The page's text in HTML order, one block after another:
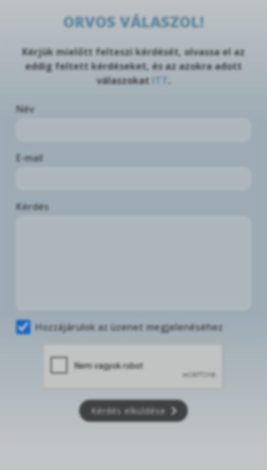
ORVOS VÁLASZOL!
Kérjük mielőtt felteszi kérdését, olvassa el az
eddig feltett kérdéseket, és az azokra adott
válaszokat
Név
E-mail
Kérdés
Hozzájárulok az üzenet megjelenéséhez
Kérdés elküldése